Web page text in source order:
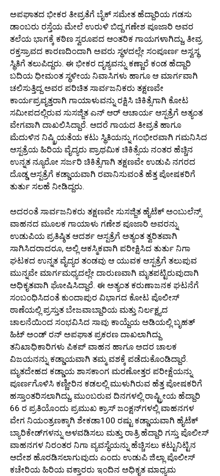
ಅಪಘಾತದ ಭೀಕರ ತೀವ್ರತೆಗೆ ಬೈಕ್ ಸಮೇತ ಹೆದ್ದಾರಿಯ ಗಡಸು
ಡಾಂಬರು ರಸ್ತೆಯ ಮೇಲೆ ಉರುಳಿ ಬಿದ್ದ ಗಣೇಶ ಪೂಜಾರಿ ಅವರ
ತಲೆಯ ಭಾಗಕ್ಕೆ ಕಠಿಣ ಸ್ವರೂಪದ ಆಂತರಿಕ ಗಾಯಗಳಾಗಿದ್ದು, ತೀವ್ರ
ರಕ್ತಸ್ರಾವದ ಕಾರಣದಿಂದಾಗಿ ಅವರು ಸ್ಥಳದಲ್ಲೇ ಸಂಪೂರ್ಣ ಅಸ್ವಸ್ಥ
ಸ್ಥಿತಿಗೆ ತಲುಪಿದ್ದರು. ಈ ಭೀಕರ ದೃಶ್ಯವನ್ನು ಕಣ್ಣಾರೆ ಕಂಡ ಹೆದ್ದಾರಿ
ಬದಿಯ ಧೀಮಂತ ಸ್ಥಳೀಯ ನಿವಾಸಿಗಳು ಹಾಗೂ ಆ ಮಾರ್ಗವಾಗಿ
ಚಲಿಸುತ್ತಿದ್ದ ಅವರ ಪರಿಚಿತ ಸಾರ್ವಜನಿಕರು ತಕ್ಷಣವೇ
ಕಾರ್ಯಪ್ರವೃತ್ತರಾಗಿ ಗಾಯಾಳುವನ್ನು ರಕ್ಷಿಸಿ ಚಿಕಿತ್ಸೆಗಾಗಿ ಕೋಟ
ಸಮೀಪದಲ್ಲಿರುವ ಸುಸಜ್ಜಿತ ಎನ್ ಆರ್ ಆಚಾರ್ಯ ಆಸ್ಪತ್ರೆಗೆ ಅತ್ಯಂತ
ವೇಗವಾಗಿ ದಾಖಲಿಸಿದ್ದಾರೆ. ಆದರೆ ಗಾಯದ ತೀವ್ರತೆ ಹಾಗೂ
ಮೆದುಳಿನ ನಿಷ್ಕ್ರಿಯತೆಯ ಕಟು ಸ್ಥಿತಿಯನ್ನು ಗಂಭೀರವಾಗಿ ಗಮನಿಸಿದ
ಆಸ್ಪತ್ರೆಯ ಹಿರಿಯ ವೈದ್ಯರು ಪ್ರಾಥಮಿಕ ಚಿಕಿತ್ಸೆಯ ನಂತರ ಹೆಚ್ಚಿನ
ಉನ್ನತ ನ್ಯೂರೋ ಸರ್ಜರಿ ಚಿಕಿತ್ಸೆಗಾಗಿ ತಕ್ಷಣವೇ ಉಡುಪಿ ನಗರದ
ದೊಡ್ಡ ಆಸ್ಪತ್ರೆಗೆ ಕಡ್ಡಾಯವಾಗಿ ರವಾನಿಸುವಂತೆ ಹೆತ್ತ ಪೋಷಕರಿಗೆ
ತುರ್ತು ಸಲಹೆ ನೀಡಿದ್ದರು.
ಅದರಂತೆ ಸಾರ್ವಜನಿಕರು ತಕ್ಷಣವೇ ಸುಸಜ್ಜಿತ ಹೈಟೆಕ್ ಅಂಬುಲೆನ್ಸ್
ವಾಹನದ ಮೂಲಕ ಗಾಯಾಳು ಗಣೇಶ ಪೂಜಾರಿ ಅವರನ್ನು
ಉಡುಪಿಯ ಪ್ರತಿಷ್ಠಿತ ಆದರ್ಶ ಆಸ್ಪತ್ರೆಗೆ ಅತ್ಯಂತ ತ್ವರಿತವಾಗಿ
ಸಾಗಿಸಿದರಾದರೂ, ಅಲ್ಲಿ ಆಕಸ್ಮಿಕವಾಗಿ ಪರೀಕ್ಷಿಸಿದ ತುರ್ತು ನಿಗಾ
ಘಟಕದ ಉನ್ನತ ವೈದ್ಯರ ತಂಡವು ಆ ಯುವಕ ಆಸ್ಪತ್ರೆಗೆ ತಲುಪುವ
ಮುನ್ನವೇ ಮಾರ್ಗಮಧ್ಯದಲ್ಲೇ ದಾರುಣವಾಗಿ ಮೃತಪಟ್ಟಿರುವುದಾಗಿ
ಅಧಿಕೃತವಾಗಿ ಘೋಷಿಸಿದ್ದಾರೆ. ಈ ಅತ್ಯಂತ ಕರುಣಾಜನಕ ಘಟನೆಗೆ
ಸಂಬಂಧಿಸಿದಂತೆ ಕುಂದಾಪುರ ವಿಭಾಗದ ಕೋಟ ಪೊಲೀಸ್
ಠಾಣೆಯಲ್ಲಿ ಪ್ರಸ್ತುತ ಬೇಜವಾಬ್ದಾರಿಯ ಮತ್ತು ನಿರ್ಲಕ್ಷ್ಯದ
ಚಾಲನೆಯಿಂದ ಸಂಭವಿಸಿದ ಸಾವು ಕಾಯ್ದೆಯ ಅಡಿಯಲ್ಲಿ ಬೃಹತ್
ಹಿಟ್ ಅಂಡ್ ರನ್ ಅಪಘಾತ ಪ್ರಕರಣ ದಾಖಲಾಗಿದ್ದು
ತನಿಖಾಧಿಕಾರಿಗಳು ಪಿಕಪ್ ವಾಹನ ಹಾಗೂ ಅದರ ಚಾಲಕ
ವಿಜಯನನ್ನು ಕಡ್ಡಾಯವಾಗಿ ತಮ್ಮ ವಶಕ್ಕೆ ಪಡೆದುಕೊಂಡಿದ್ದಾರೆ.
ಮೃತದೇಹದ ಕಡ್ಡಾಯ ಶಾಸಕಾಂಗ ಮರಣೋತ್ತರ ಪರೀಕ್ಷೆಯನ್ನು
ಪೂರ್ಣಗೊಳಿಸಿ ಕಣ್ಣೀರಿನ ಕಡಲಲ್ಲಿ ಮುಳುಗಿರುವ ಹೆತ್ತ ಪೋಷಕರಿಗೆ
ಹಸ್ತಾಂತರಿಸಲಾಗಿದ್ದು, ಮುಂಬರುವ ದಿನಗಳಲ್ಲಿ ರಾಷ್ಟ್ರೀಯ ಹೆದ್ದಾರಿ
66 ರ ಪ್ರತಿಯೊಂದು ಪ್ರಮುಖ ಕ್ರಾಸ್ ಜಂಕ್ಷನ್‌ಗಳಲ್ಲಿ ವಾಹನಗಳ
ವೇಗ ನಿಯಂತ್ರಣಕ್ಕಾಗಿ ಶೇಕಡಾ100 ರಷ್ಟು ಕಡ್ಡಾಯವಾಗಿ ಹೈಟೆಕ್
ಬ್ಯಾರಿಕೇಡ್‌ಗಳನ್ನು ಅಳವಡಿಸಲು ಮತ್ತು ರಾತ್ರಿ ಹೆದ್ದಾರಿ ಗಸ್ತು ಪೊಲೀಸ್
ವಾಹನಗಳ ನಿರಂತರ ನಿಗಾ ವ್ಯವಸ್ಥೆಯನ್ನು ಹೆಚ್ಚಿಸಲು ಕಟ್ಟುನಿಟ್ಟಿನ
ಆದೇಶ ಹೊರಡಿಸಲಾಗುವುದು ಎಂದು ಉಡುಪಿ ಜಿಲ್ಲಾ ಪೊಲೀಸ್
ಕಚೇರಿಯ ಹಿರಿಯ ವಕ್ತಾರರು ಇಂದಿನ ಅಧಿಕೃತ ಮಾಧ್ಯಮ